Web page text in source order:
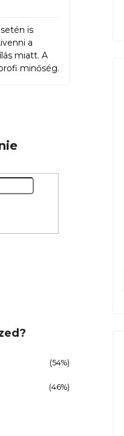
z 5 hviezdičiek.
is
a
miatt. A
minőség.
(54%)
(46%)